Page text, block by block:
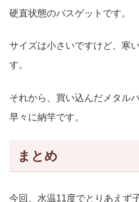
硬直状態のバスゲットです。
サイズは小さいですけど、寒
す。
それから、買い込んだメタル
早々に納竿です。
まとめ
今回、水温11度でとりあえず